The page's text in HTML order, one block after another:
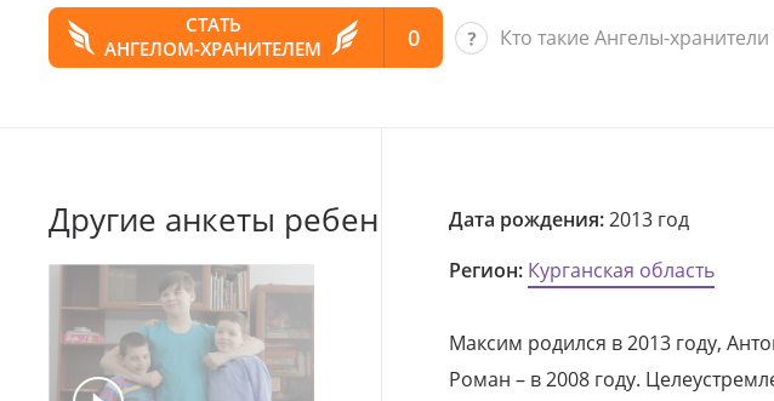
СТАТЬ
АНГЕЛОМ-ХРАНИТЕЛЕМ
0 Кто такие Ангелы-хранители
Другие анкеты ребенка Дата рождения:2013 год
Регион: Курганская область
Максим родился в 2013 году,
Роман – в 2008 году.